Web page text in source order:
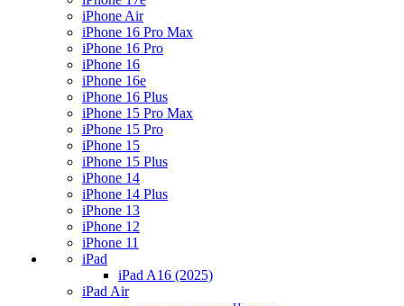
iPhone Air
iPhone 16 Pro Max
iPhone 16 Pro
iPhone 16
iPhone 16e
iPhone 16 Plus
iPhone 15 Pro Max
iPhone 15 Pro
iPhone 15
iPhone 15 Plus
iPhone 14
iPhone 14 Plus
iPhone 13
iPhone 12
iPhone 11
iPad
iPad A16 (2025)
iPad Air